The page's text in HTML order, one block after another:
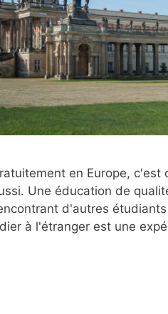
en Europe,
Une éducation de
d'autres
à l'étranger est une